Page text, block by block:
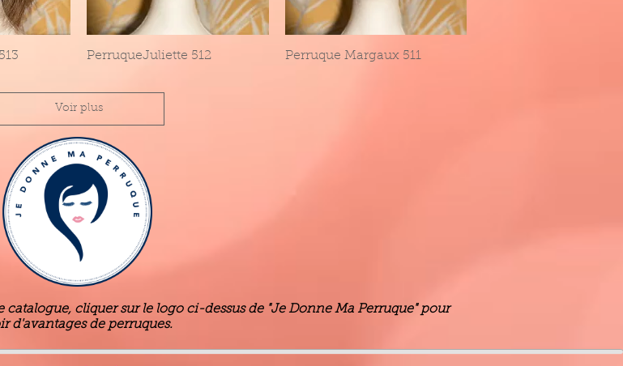
Aperçu rapide
PerruqueJuliette 512 Aperçu rapide
Perruque Margaux 511
Voir plus
cliquer sur le logo ci-dessus de "Je Donne Ma Perruque" pour
d'avantages de perruques.